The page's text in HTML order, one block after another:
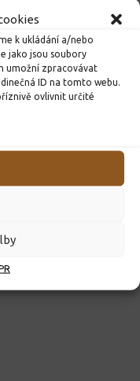
k ukládání a/nebo
jako jsou soubory
umožní zpracovávat
ID na tomto webu.
ovlivnit určité
VZDĚLÁVÁNÍ